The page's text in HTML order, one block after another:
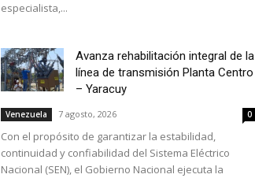
especialista,...
Avanza rehabilitación integral de la
línea de transmisión Planta Centro
– Yaracuy
Venezuela 7 agosto, 2026 0
Con el propósito de garantizar la estabilidad,
continuidad y confiabilidad del Sistema Eléctrico
Nacional (SEN), el Gobierno Nacional ejecuta la